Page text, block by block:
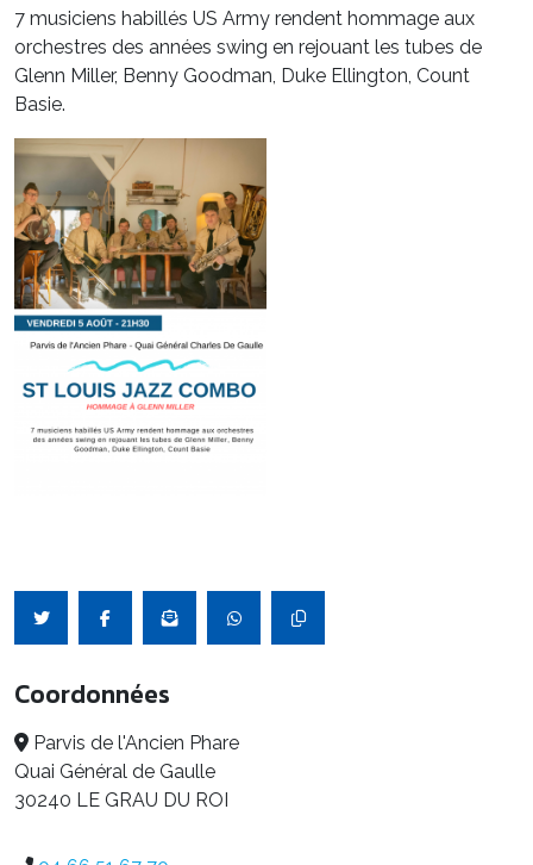
7 musiciens habillés US Army rendent hommage aux
orchestres des années swing en rejouant les tubes de
Glenn Miller, Benny Goodman, Duke Ellington, Count
Basie.
Coordonnées
Parvis de l'Ancien Phare
Quai Général de Gaulle
30240 LE GRAU DU ROI